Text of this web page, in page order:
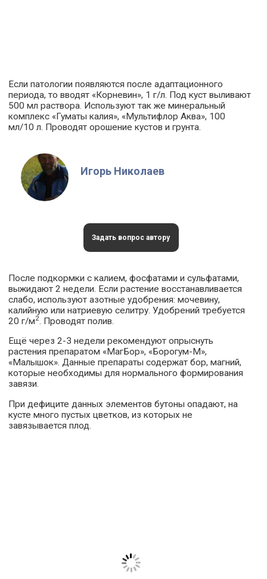
Если патологии появляются после адаптационного
периода, то вводят «Корневин», 1 г/л. Под куст выливают
500 мл раствора. Используют так же минеральный
комплекс «Гуматы калия», «Мультифлор Аква», 100
мл/10 л. Проводят орошение кустов и грунта.
Игорь Николаев
Задать вопрос автору
После подкормки с калием, фосфатами и сульфатами,
выжидают 2 недели. Если растение восстанавливается
слабо, используют азотные удобрения: мочевину,
калийную или натриевую селитру. Удобрений требуется
20 г/м2. Проводят полив.
Ещё через 2-3 недели рекомендуют опрыснуть
растения препаратом «МагБор», «Борогум-М»,
«Малышок». Данные препараты содержат бор, магний,
которые необходимы для нормального формирования
завязи.
При дефиците данных элементов бутоны опадают, на
кусте много пустых цветков, из которых не
завязывается плод.